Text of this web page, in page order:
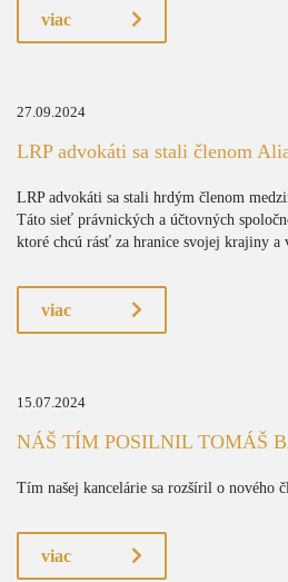
viac
27.09.2024
LRP advokáti sa stali členom
LRP advokáti sa stali hrdým členom
Táto sieť právnických a účtovných
ktoré chcú rásť za hranice svojej krajiny a
viac
15.07.2024
NÁŠ TÍM POSILNIL TOMÁŠ
Tím našej kancelárie sa rozšíril o nového
viac